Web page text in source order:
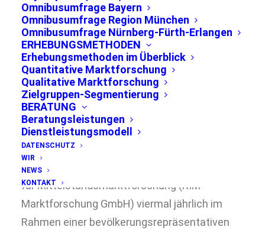
Omnibusumfrage Bayern
Omnibusumfrage Region München
Omnibusumfrage Nürnberg-Fürth-Erlangen
ERHEBUNGSMETHODEN
Erhebungsmethoden im Überblick
Quantitative Marktforschung
Qualitative Marktforschung
Zielgruppen-Segmentierung
BERATUNG
Beratungsleistungen
Dienstleistungsmodell
DATENSCHUTZ
WIR
NEWS
KONTAKT
München, April 2017
Die erwachsene deutschsprachige
Bevölkerung der Region München, also der
Stadt München und deren angrenzende
Landkreise, wird durch das Regionalinstitut
für Mittelstandsmarktforschung (RIM
Marktforschung GmbH) viermal jährlich im
Rahmen einer bevölkerungsrepräsentativen